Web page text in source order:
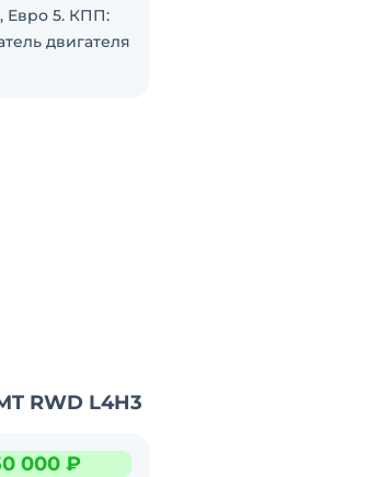
Евро 5. КПП:
двигателя
RWD L4H3
000 ₽